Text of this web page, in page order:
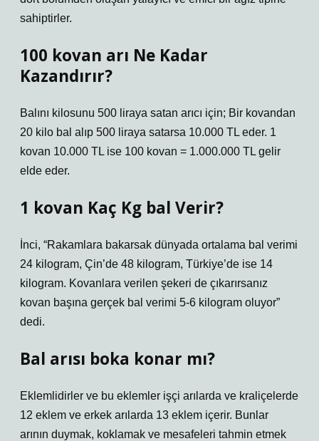
sahiptirler.
100 kovan arı Ne Kadar
Kazandırır?
Balını kilosunu 500 liraya satan arıcı için; Bir kovandan
20 kilo bal alıp 500 liraya satarsa ​​10.000 TL eder. 1
kovan 10.000 TL ise 100 kovan = 1.000.000 TL gelir
elde eder.
1 kovan Kaç Kg bal Verir?
İnci, “Rakamlara bakarsak dünyada ortalama bal verimi
24 kilogram, Çin’de 48 kilogram, Türkiye’de ise 14
kilogram. Kovanlara verilen şekeri de çıkarırsanız
kovan başına gerçek bal verimi 5-6 kilogram oluyor”
dedi.
Bal arısı boka konar mı?
Eklemlidirler ve bu eklemler işçi arılarda ve kraliçelerde
12 eklem ve erkek arılarda 13 eklem içerir. Bunlar
arının duymak, koklamak ve mesafeleri tahmin etmek